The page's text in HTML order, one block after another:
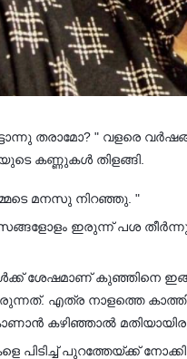
തരാമോ? " വളരെ
കണ്ണുകൾ തിളങ്ങി.
മനസു നിറഞ്ഞു. "
ഇരുന്ന് പശ
ശേഷമാണ് കുഞ്ഞിനെ
എത്ര നാളത്തെ
കഴിഞ്ഞാല്‍
പുറത്തേയ്ക്ക് നോക്കി